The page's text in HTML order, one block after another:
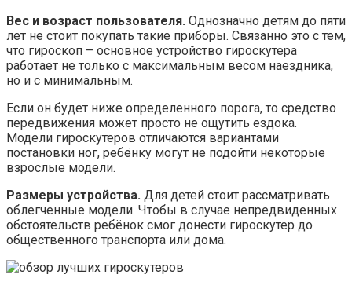
Вес и возраст пользователя. Однозначно детям до пяти
лет не стоит покупать такие приборы. Связанно это с тем,
что гироскоп – основное устройство гироскутера
работает не только с максимальным весом наездника,
но и с минимальным.
Если он будет ниже определенного порога, то средство
передвижения может просто не ощутить ездока.
Модели гироскутеров отличаются вариантами
постановки ног, ребёнку могут не подойти некоторые
взрослые модели.
Размеры устройства. Для детей стоит рассматривать
облегченные модели. Чтобы в случае непредвиденных
обстоятельств ребёнок смог донести гироскутер до
общественного транспорта или дома.